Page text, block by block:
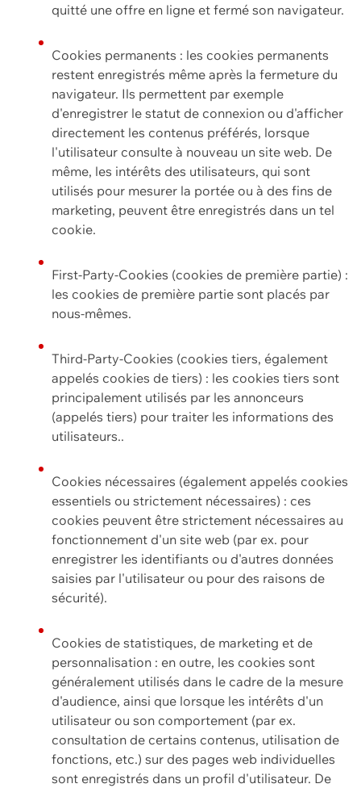
quitté une offre en ligne et fermé son navigateur.
Cookies permanents : les cookies permanents
restent enregistrés même après la fermeture du
navigateur. Ils permettent par exemple
d'enregistrer le statut de connexion ou d'afficher
directement les contenus préférés, lorsque
l'utilisateur consulte à nouveau un site web. De
même, les intérêts des utilisateurs, qui sont
utilisés pour mesurer la portée ou à des fins de
marketing, peuvent être enregistrés dans un tel
cookie.
First-Party-Cookies (cookies de première partie) :
les cookies de première partie sont placés par
nous-mêmes.
Third-Party-Cookies (cookies tiers, également
appelés cookies de tiers) : les cookies tiers sont
principalement utilisés par les annonceurs
(appelés tiers) pour traiter les informations des
utilisateurs..
Cookies nécessaires (également appelés cookies
essentiels ou strictement nécessaires) : ces
cookies peuvent être strictement nécessaires au
fonctionnement d'un site web (par ex. pour
enregistrer les identifiants ou d'autres données
saisies par l'utilisateur ou pour des raisons de
sécurité).
Cookies de statistiques, de marketing et de
personnalisation : en outre, les cookies sont
généralement utilisés dans le cadre de la mesure
d'audience, ainsi que lorsque les intérêts d'un
utilisateur ou son comportement (par ex.
consultation de certains contenus, utilisation de
fonctions, etc.) sur des pages web individuelles
sont enregistrés dans un profil d'utilisateur. De